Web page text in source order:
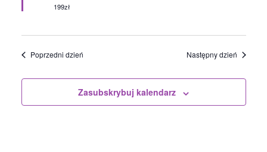
199zł
Poprzedni dzień Następny dzień
Zasubskrybuj kalendarz